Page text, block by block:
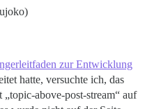
zur Entwicklung
hatte, versuchte ich, das
above-post-stream“ auf